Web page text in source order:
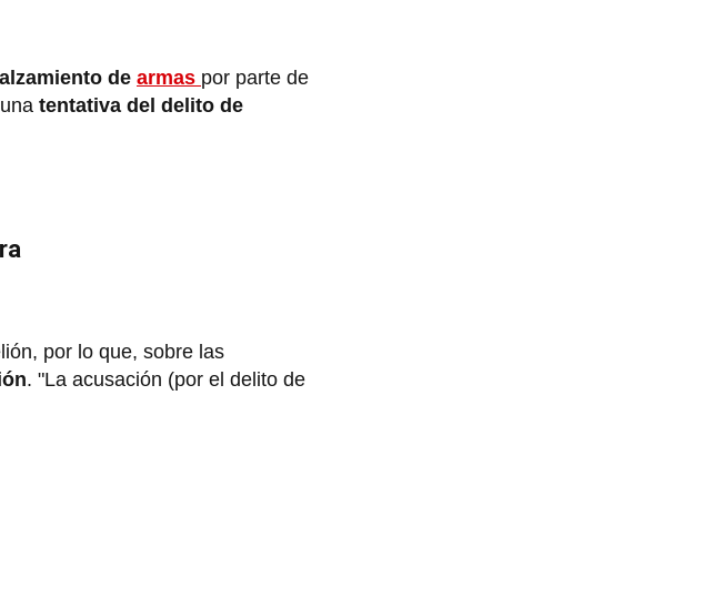
alzamiento de armas por parte de
tentativa del delito de
por lo que, sobre las
. "La acusación (por el delito de